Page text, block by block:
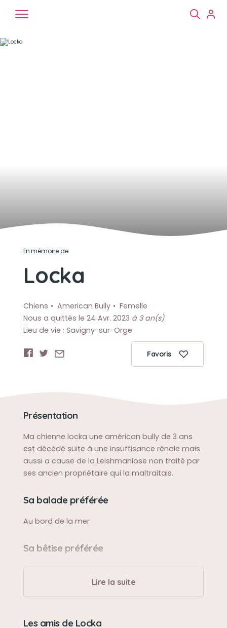
En mémoire de
Locka
Chiens American Bully
Femelle
Nous a quittés le 24 Avr. 2023 à 3 an(s)
Lieu de vie : Savigny-sur-Orge
Favoris
Présentation
Ma chienne locka une américan bully de 3 ans
est décédé suite à une insuffisance rénale mais
aussi a cause de la Leishmaniose non traité par
ses ancien propriétaire qui la maltraitais.
Sa balade préférée
Au bord de la mer
Sa bêtise préférée
Manger notre nourriture
Son caractère
Calme et très caline
Lire la suite
Les amis de Locka